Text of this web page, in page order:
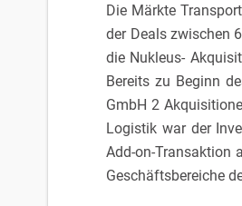
Die Märkte
der Deals zwischen
die Nukleus-
Bereits zu Beginn
GmbH 2
Logistik war der
Add-on-Transaktion
Geschäftsbereiche